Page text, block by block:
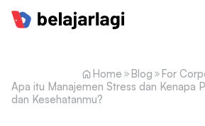
Home Blog
For
Apa itu Manajemen Stress dan Kenapa
dan Kesehatanmu?